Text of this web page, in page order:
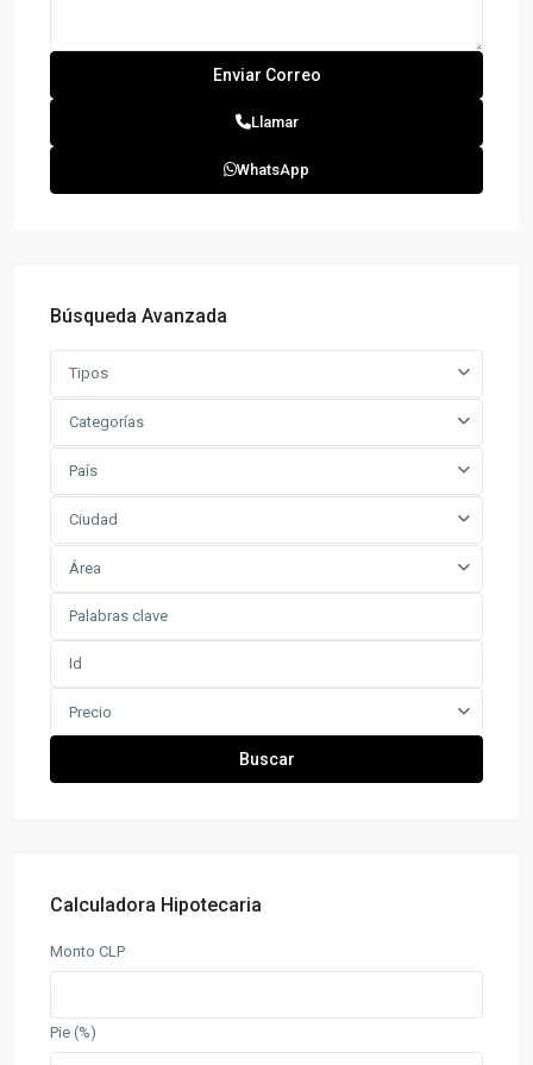
Llamar
WhatsApp
Búsqueda Avanzada
Tipos
Categorías
País
Ciudad
Área
Precio
Buscar
Calculadora Hipotecaria
Monto CLP
Pie (%)